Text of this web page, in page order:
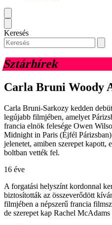
Keresés
Sztárhírek
Carla Bruni Woody
Carla Bruni-Sarkozy kedden
legújabb filmjében, amelyet
francia elnök felesége Owen
Midnight in Paris (Éjfél
jelenetet, amiben szerepet kapott,
boltban vették fel.
16 éve
A forgatási helyszínt kordonnal
biztosították az összeverődött
filmjében a népszerű francia
de szerepet kap Rachel